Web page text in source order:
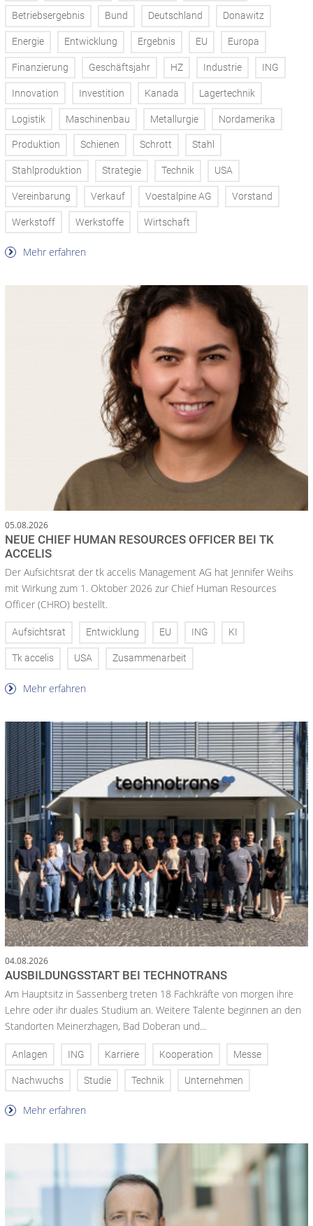
Betriebsergebnis Bund Deutschland Donawitz
Energie Entwicklung Ergebnis EU Europa
Finanzierung Geschäftsjahr HZ Industrie ING
Innovation Investition Kanada Lagertechnik
Logistik Maschinenbau Metallurgie Nordamerika
Produktion Schienen Schrott Stahl
Stahlproduktion Strategie Technik USA
Vereinbarung Verkauf Voestalpine AG Vorstand
Werkstoff Werkstoffe Wirtschaft
Mehr erfahren
05.08.2026
NEUE CHIEF HUMAN RESOURCES OFFICER BEI TK
ACCELIS
Der Aufsichtsrat der tk accelis Management AG hat Jennifer Weihs
mit Wirkung zum 1. Oktober 2026 zur Chief Human Resources
Officer (CHRO) bestellt.
Aufsichtsrat Entwicklung EU ING KI
Tk accelis USA Zusammenarbeit
Mehr erfahren
04.08.2026
AUSBILDUNGSSTART BEI TECHNOTRANS
Am Hauptsitz in Sassenberg treten 18 Fachkräfte von morgen ihre
Lehre oder ihr duales Studium an. Weitere Talente beginnen an den
Standorten Meinerzhagen, Bad Doberan und...
Anlagen ING Karriere Kooperation Messe
Nachwuchs Studie Technik Unternehmen
Mehr erfahren